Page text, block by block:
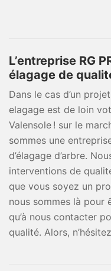
L’entreprise RG
élagage de
Dans le cas d’un
elagage est de loin
Valensole ! sur le
sommes une
d’élagage d’arbre.
interventions de
que vous soyez un
nous sommes là pour
qu’à nous contacter
qualité. Alors,